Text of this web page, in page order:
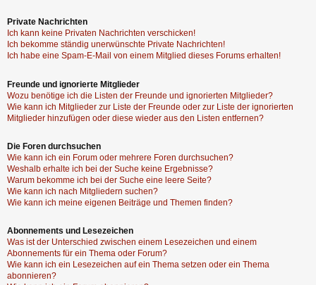
Private Nachrichten
Ich kann keine Privaten Nachrichten verschicken!
Ich bekomme ständig unerwünschte Private Nachrichten!
Ich habe eine Spam-E-Mail von einem Mitglied dieses Forums erhalten!
Freunde und ignorierte Mitglieder
Wozu benötige ich die Listen der Freunde und ignorierten Mitglieder?
Wie kann ich Mitglieder zur Liste der Freunde oder zur Liste der ignorierten
Mitglieder hinzufügen oder diese wieder aus den Listen entfernen?
Die Foren durchsuchen
Wie kann ich ein Forum oder mehrere Foren durchsuchen?
Weshalb erhalte ich bei der Suche keine Ergebnisse?
Warum bekomme ich bei der Suche eine leere Seite?
Wie kann ich nach Mitgliedern suchen?
Wie kann ich meine eigenen Beiträge und Themen finden?
Abonnements und Lesezeichen
Was ist der Unterschied zwischen einem Lesezeichen und einem
Abonnements für ein Thema oder Forum?
Wie kann ich ein Lesezeichen auf ein Thema setzen oder ein Thema
abonnieren?